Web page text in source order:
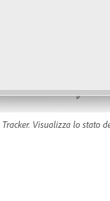
Visualizza lo stato